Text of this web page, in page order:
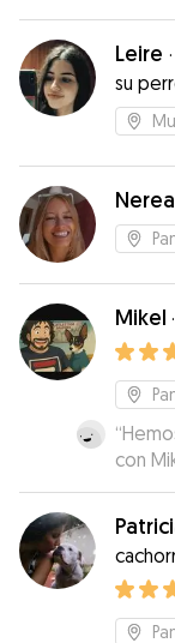
Leire ·
su
Nerea
Mikel ·
“
con
con
nos